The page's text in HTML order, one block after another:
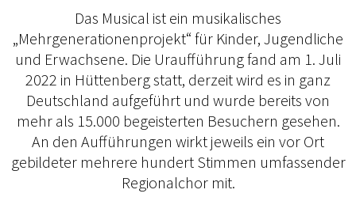
Das Musical ist ein musikalisches
„Mehrgenerationenprojekt“ für Kinder, Jugendliche
und Erwachsene. Die Uraufführung fand am 1. Juli
2022 in Hüttenberg statt, derzeit wird es in ganz
Deutschland aufgeführt und wurde bereits von
mehr als 15.000 begeisterten Besuchern gesehen.
An den Aufführungen wirkt jeweils ein vor Ort
gebildeter mehrere hundert Stimmen umfassender
Regionalchor mit.